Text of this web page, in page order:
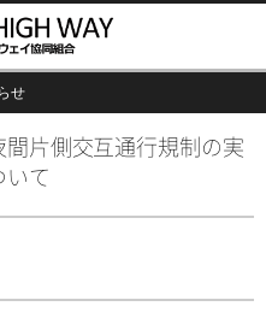
せ
片側交互通行規制の実
て